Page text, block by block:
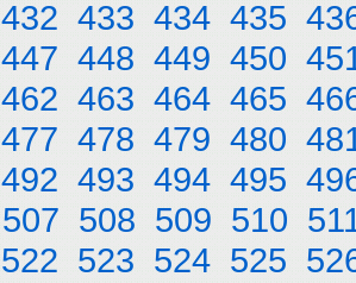
432 433 434 435
447 448 449 450
462 463 464 465
477 478 479 480
492 493 494 495
507 508 509 510
522 523 524 525